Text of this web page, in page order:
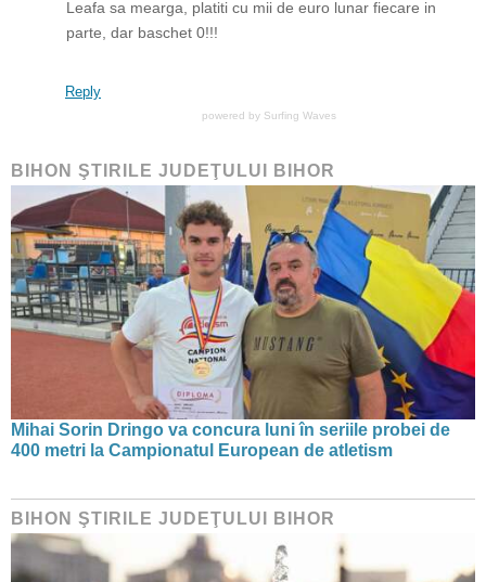
Leafa sa mearga, platiti cu mii de euro lunar fiecare in
parte, dar baschet 0!!!
Reply
powered by Surfing Waves
BIHON ŞTIRILE JUDEŢULUI BIHOR
Mihai Sorin Dringo va concura luni în seriile probei de
400 metri la Campionatul European de atletism
BIHON ŞTIRILE JUDEŢULUI BIHOR